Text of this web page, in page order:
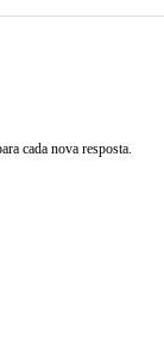
cada nova resposta.